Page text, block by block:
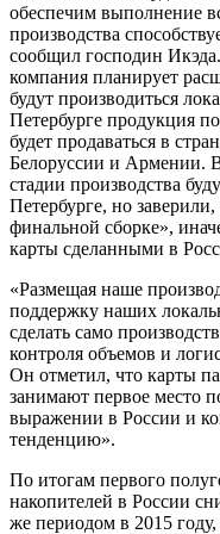
обеспечим выполнение
производства
сообщил господин
компания планирует
будут производиться
Петербурге продукция
будет продаваться в
Белоруссии и Армении.
стадии производства
Петербурге, но
финальной сборке»,
карты сделанными в
«Размещая наше
поддержку наших
сделать само
контроля объемов и
Он отметил, что карты
занимают первое место
выражении в России и
тенденцию».
По итогам первого
накопителей в России
же периодом в 2015